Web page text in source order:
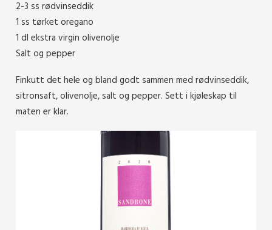
2-3 ss rødvinseddik
1 ss tørket oregano
1 dl ekstra virgin olivenolje
Salt og pepper
Finkutt det hele og bland godt sammen med rødvinseddik,
sitronsaft, olivenolje, salt og pepper. Sett i kjøleskap til
maten er klar.